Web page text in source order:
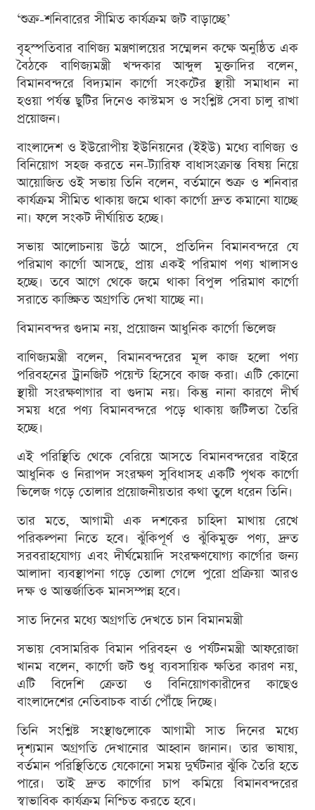
‘শুক্র-শনিবারের সীমিত কার্যক্রম জট বাড়াচ্ছে’
বৃহস্পতিবার বাণিজ্য মন্ত্রণালয়ের সম্মেলন কক্ষে অনুষ্ঠিত এক
বৈঠকে বাণিজ্যমন্ত্রী খন্দকার আব্দুল মুক্তাদির বলেন,
বিমানবন্দরে বিদ্যমান কার্গো সংকটের স্থায়ী সমাধান না
হওয়া পর্যন্ত ছুটির দিনেও কাস্টমস ও সংশ্লিষ্ট সেবা চালু রাখা
প্রয়োজন।
বাংলাদেশ ও ইউরোপীয় ইউনিয়নের (ইইউ) মধ্যে বাণিজ্য ও
বিনিয়োগ সহজ করতে নন-ট্যারিফ বাধাসংক্রান্ত বিষয় নিয়ে
আয়োজিত ওই সভায় তিনি বলেন, বর্তমানে শুক্র ও শনিবার
কার্যক্রম সীমিত থাকায় জমে থাকা কার্গো দ্রুত কমানো যাচ্ছে
না। ফলে সংকট দীর্ঘায়িত হচ্ছে।
সভায় আলোচনায় উঠে আসে, প্রতিদিন বিমানবন্দরে যে
পরিমাণ কার্গো আসছে, প্রায় একই পরিমাণ পণ্য খালাসও
হচ্ছে। তবে আগে থেকে জমে থাকা বিপুল পরিমাণ কার্গো
সরাতে কাঙ্ক্ষিত অগ্রগতি দেখা যাচ্ছে না।
বিমানবন্দর গুদাম নয়, প্রয়োজন আধুনিক কার্গো ভিলেজ
বাণিজ্যমন্ত্রী বলেন, বিমানবন্দরের মূল কাজ হলো পণ্য
পরিবহনের ট্রানজিট পয়েন্ট হিসেবে কাজ করা। এটি কোনো
স্থায়ী সংরক্ষণাগার বা গুদাম নয়। কিন্তু নানা কারণে দীর্ঘ
সময় ধরে পণ্য বিমানবন্দরে পড়ে থাকায় জটিলতা তৈরি
হচ্ছে।
এই পরিস্থিতি থেকে বেরিয়ে আসতে বিমানবন্দরের বাইরে
আধুনিক ও নিরাপদ সংরক্ষণ সুবিধাসহ একটি পৃথক কার্গো
ভিলেজ গড়ে তোলার প্রয়োজনীয়তার কথা তুলে ধরেন তিনি।
তার মতে, আগামী এক দশকের চাহিদা মাথায় রেখে
পরিকল্পনা নিতে হবে। ঝুঁকিপূর্ণ ও ঝুঁকিমুক্ত পণ্য, দ্রুত
সরবরাহযোগ্য এবং দীর্ঘমেয়াদি সংরক্ষণযোগ্য কার্গোর জন্য
আলাদা ব্যবস্থাপনা গড়ে তোলা গেলে পুরো প্রক্রিয়া আরও
দক্ষ ও আন্তর্জাতিক মানসম্পন্ন হবে।
সাত দিনের মধ্যে অগ্রগতি দেখতে চান বিমানমন্ত্রী
সভায় বেসামরিক বিমান পরিবহন ও পর্যটনমন্ত্রী আফরোজা
খানম বলেন, কার্গো জট শুধু ব্যবসায়িক ক্ষতির কারণ নয়,
এটি বিদেশি ক্রেতা ও বিনিয়োগকারীদের কাছেও
বাংলাদেশের নেতিবাচক বার্তা পৌঁছে দিচ্ছে।
তিনি সংশ্লিষ্ট সংস্থাগুলোকে আগামী সাত দিনের মধ্যে
দৃশ্যমান অগ্রগতি দেখানোর আহ্বান জানান। তার ভাষায়,
বর্তমান পরিস্থিতিতে যেকোনো সময় দুর্ঘটনার ঝুঁকি তৈরি হতে
পারে। তাই দ্রুত কার্গোর চাপ কমিয়ে বিমানবন্দরের
স্বাভাবিক কার্যক্রম নিশ্চিত করতে হবে।